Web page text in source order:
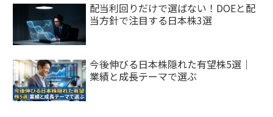
配当利回りだけで選ばない！DOEと配
当方針で注目する日本株3選
今後伸びる日本株隠れた有望株5選｜
業績と成長テーマで選ぶ